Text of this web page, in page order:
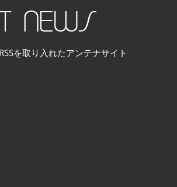
NEWS
を取り入れたアンテナサイト